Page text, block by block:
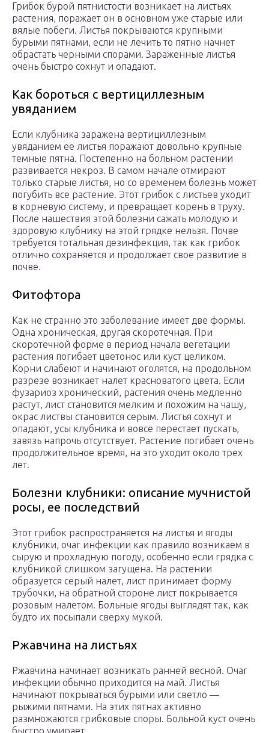
Грибок бурой пятнистости возникает на листьях
растения, поражает он в основном уже старые или
вялые побеги. Листья покрываются крупными
бурыми пятнами, если не лечить то пятно начнет
обрастать черными спорами. Зараженные листья
очень быстро сохнут и опадают.
Как бороться с вертициллезным
увяданием
Если клубника заражена вертициллезным
увяданием ее листья поражают довольно крупные
темные пятна. Постепенно на больном растении
развивается некроз. В самом начале отмирают
только старые листья, но со временем болезнь может
погубить все растение. Этот грибок с листьев уходит
в корневую систему, и превращает корень в труху.
После нашествия этой болезни сажать молодую и
здоровую клубнику на этой грядке нельзя. Почве
требуется тотальная дезинфекция, так как грибок
отлично сохраняется и продолжает свое развитие в
почве.
Фитофтора
Как не странно это заболевание имеет две формы.
Одна хроническая, другая скоротечная. При
скоротечной форме в период начала вегетации
растения погибает цветонос или куст целиком.
Корни слабеют и начинают оголятся, на продольном
разрезе возникает налет красноватого цвета. Если
фузариоз хронический, растения очень медленно
растут, лист становится мелким и похожим на чашу,
окрас листвы становится серым. Листья сохнут и
опадают, усы клубника и вовсе перестает пускать,
завязь напрочь отсутствует. Растение погибает очень
продолжительное время, на это уходит около трех
лет.
Болезни клубники: описание мучнистой
росы, ее последствий
Этот грибок распространяется на листья и ягоды
клубники, очаг инфекции как правило возникаем в
сырую и прохладную погоду, особенно если грядка с
клубникой слишком загущена. На растении
образуется серый налет, лист принимает форму
трубочки, на обратной стороне лист покрывается
розовым налетом. Больные ягоды выглядят так, как
будто их посыпали сверху мукой.
Ржавчина на листьях
Ржавчина начинает возникать ранней весной. Очаг
инфекции обычно приходится на май. Листья
начинают покрываться бурыми или светло —
рыжими пятнами. На этих пятнах активно
размножаются грибковые споры. Больной куст очень
быстро умирает.